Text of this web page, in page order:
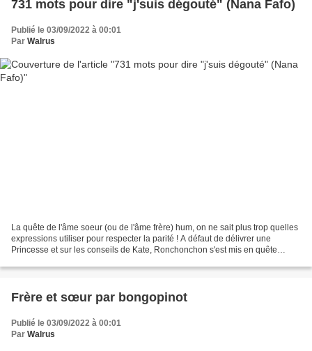
731 mots pour dire "j'suis dégouté" (Nana Fafo)
Publié le 03/09/2022 à 00:01
Par Walrus
La quête de l'âme soeur (ou de l'âme frère) hum, on ne sait plus trop quelles
expressions utiliser pour respecter la parité ! A défaut de délivrer une
Princesse et sur les conseils de Kate, Ronchonchon s'est mis en quête
Frère et sœur par bongopinot
Publié le 03/09/2022 à 00:01
Par Walrus